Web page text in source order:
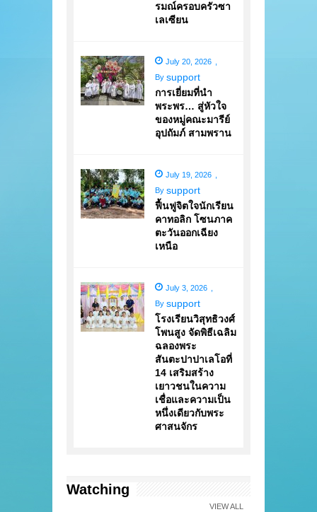
รมณ์ครอบครัวซา
เลเซียน
July 20, 2026
By support
การเยี่ยมที่นำ
พระพร… สู่หัวใจ
ของหมู่คณะมารีย์
อุปถัมภ์ สามพราน
July 19, 2026
By support
ฟื้นฟูจิตใจนักเรียน
คาทอลิก โซนภาค
ตะวันออกเฉียง
เหนือ
July 3, 2026
By support
โรงเรียนวิสุทธิวงศ์
โพนสูง จัดพิธีเฉลิม
ฉลองพระ
สันตะปาปาเลโอที่
14 เสริมสร้าง
เยาวชนในความ
เชื่อและความเป็น
หนึ่งเดียวกับพระ
ศาสนจักร
Watching
VIEW ALL